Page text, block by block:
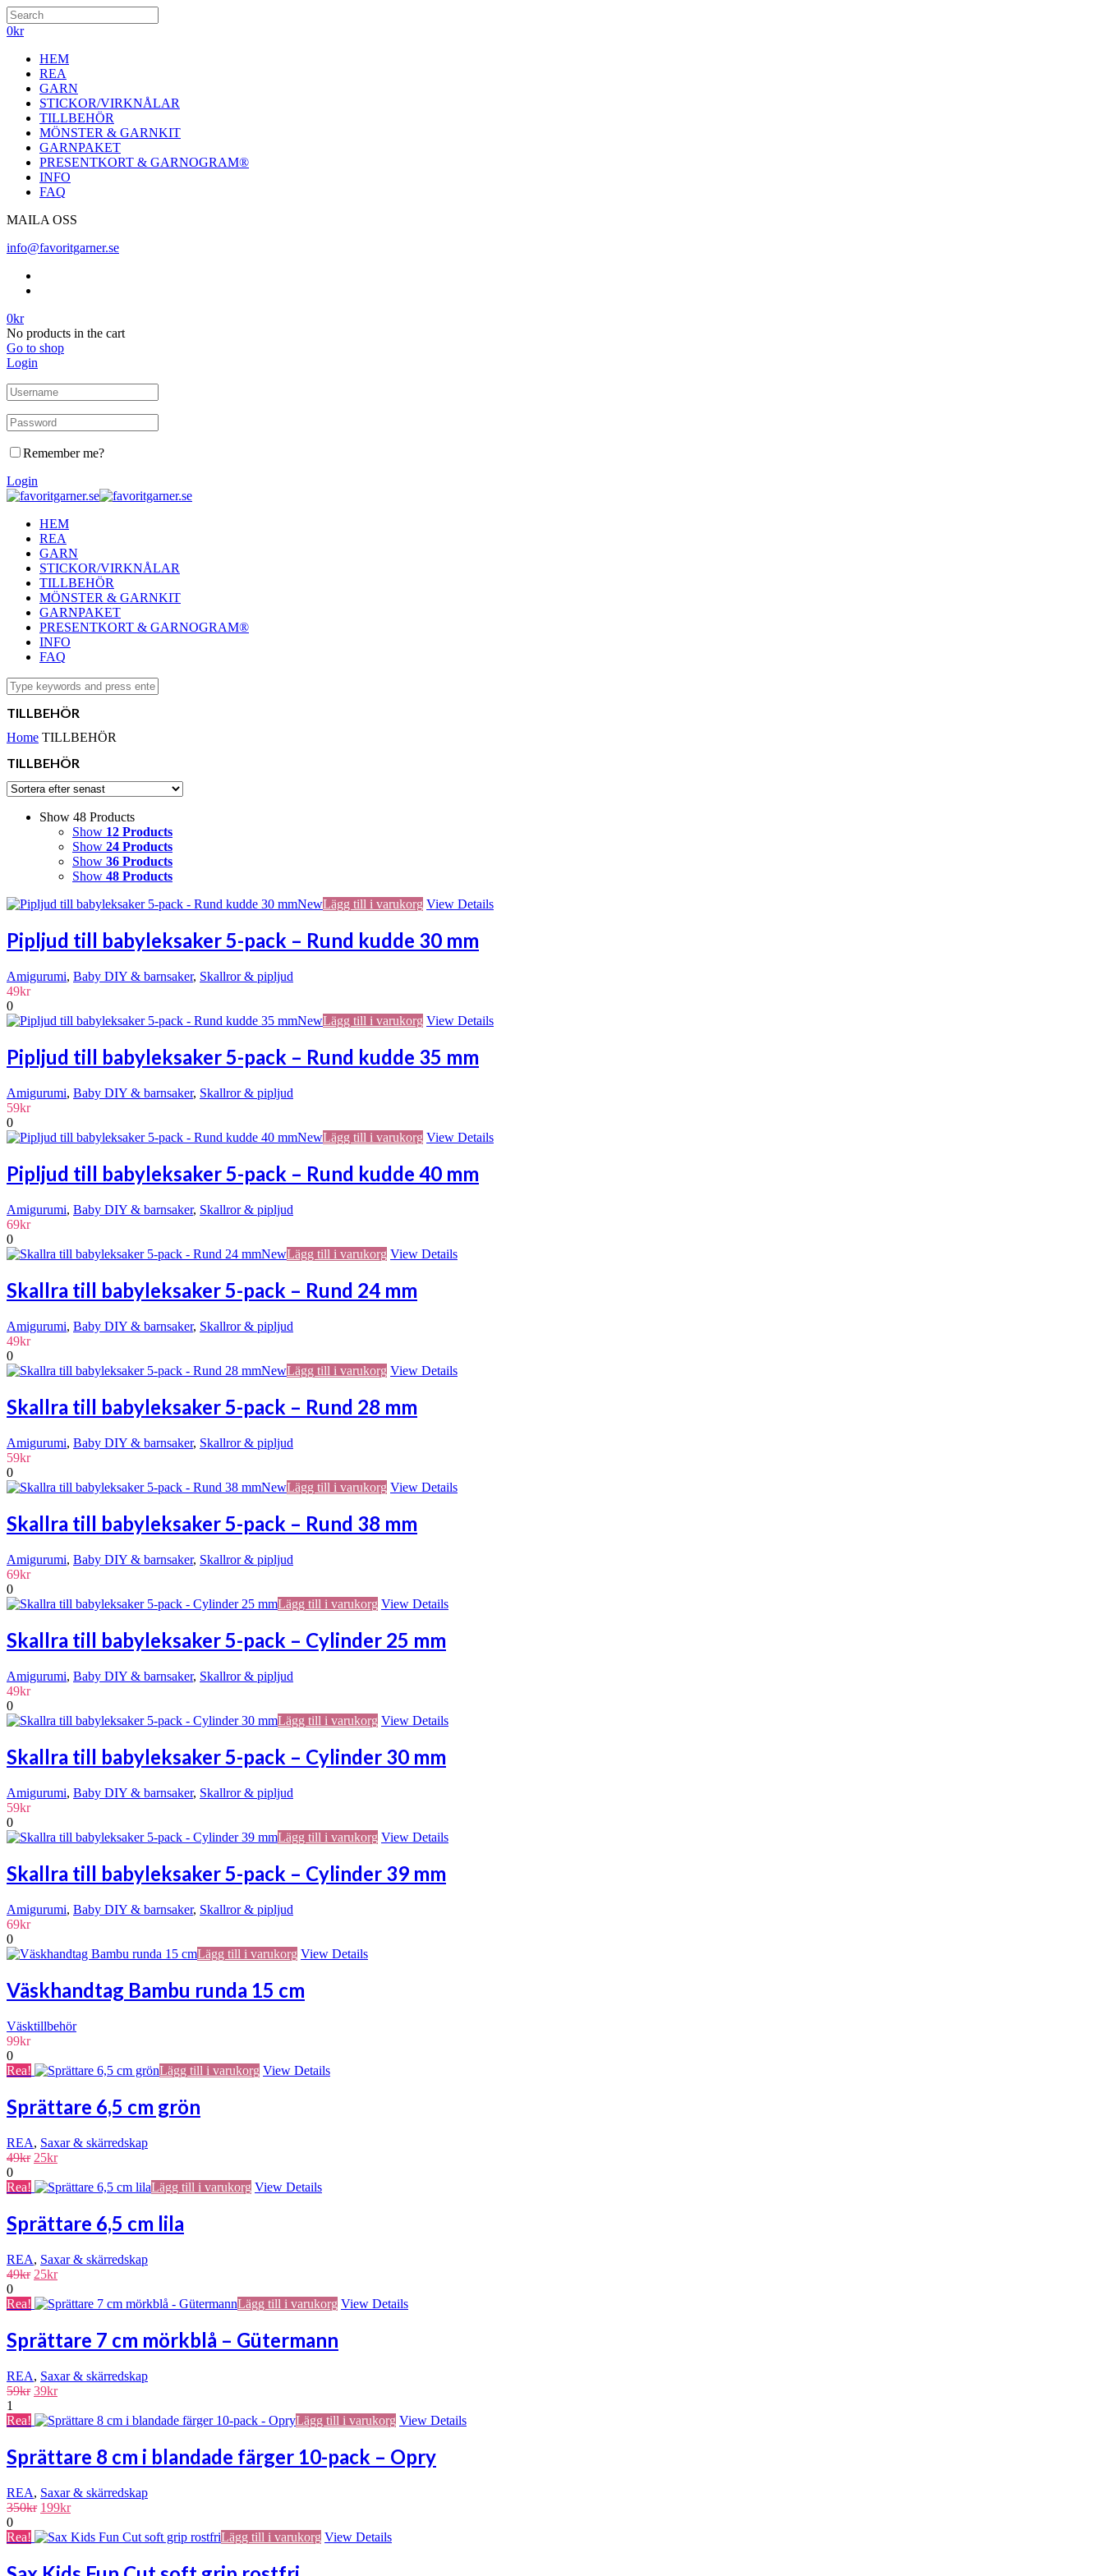
0kr
HEM
REA
GARN
STICKOR/VIRKNÅLAR
TILLBEHÖR
MÖNSTER & GARNKIT
GARNPAKET
PRESENTKORT & GARNOGRAM®
INFO
FAQ
MAILA OSS
info@favoritgarner.se
0kr
No products in the cart
Go to shop
Login
Remember me?
Login
HEM
REA
GARN
STICKOR/VIRKNÅLAR
TILLBEHÖR
MÖNSTER & GARNKIT
GARNPAKET
PRESENTKORT & GARNOGRAM®
INFO
FAQ
TILLBEHÖR
Home TILLBEHÖR
TILLBEHÖR
Show 48 Products
Show 12 Products
Show 24 Products
Show 36 Products
Show 48 Products
NewLägg till i varukorg View Details
Pipljud till babyleksaker 5-pack – Rund kudde 30 mm
Amigurumi, Baby DIY & barnsaker, Skallror & pipljud
49kr
0
NewLägg till i varukorg View Details
Pipljud till babyleksaker 5-pack – Rund kudde 35 mm
Amigurumi, Baby DIY & barnsaker, Skallror & pipljud
59kr
0
NewLägg till i varukorg View Details
Pipljud till babyleksaker 5-pack – Rund kudde 40 mm
Amigurumi, Baby DIY & barnsaker, Skallror & pipljud
69kr
0
NewLägg till i varukorg View Details
Skallra till babyleksaker 5-pack – Rund 24 mm
Amigurumi, Baby DIY & barnsaker, Skallror & pipljud
49kr
0
NewLägg till i varukorg View Details
Skallra till babyleksaker 5-pack – Rund 28 mm
Amigurumi, Baby DIY & barnsaker, Skallror & pipljud
59kr
0
NewLägg till i varukorg View Details
Skallra till babyleksaker 5-pack – Rund 38 mm
Amigurumi, Baby DIY & barnsaker, Skallror & pipljud
69kr
0
Lägg till i varukorg View Details
Skallra till babyleksaker 5-pack – Cylinder 25 mm
Amigurumi, Baby DIY & barnsaker, Skallror & pipljud
49kr
0
Lägg till i varukorg View Details
Skallra till babyleksaker 5-pack – Cylinder 30 mm
Amigurumi, Baby DIY & barnsaker, Skallror & pipljud
59kr
0
Lägg till i varukorg View Details
Skallra till babyleksaker 5-pack – Cylinder 39 mm
Amigurumi, Baby DIY & barnsaker, Skallror & pipljud
69kr
0
Lägg till i varukorg View Details
Väskhandtag Bambu runda 15 cm
Väsktillbehör
99kr
0
Rea!
Lägg till i varukorg View Details
Sprättare 6,5 cm grön
REA, Saxar & skärredskap
49kr Det
priset
49kr.
25krDet
priset
25kr.
0
Rea!
Lägg till i varukorg View Details
Sprättare 6,5 cm lila
REA, Saxar & skärredskap
49kr Det
priset
49kr.
25krDet
priset
25kr.
0
Rea!
Lägg till i varukorg View Details
Sprättare 7 cm mörkblå – Gütermann
REA, Saxar & skärredskap
59kr Det
priset
59kr.
39krDet
priset
39kr.
1
Rea!
Lägg till i varukorg View Details
Sprättare 8 cm i blandade färger 10-pack – Opry
REA, Saxar & skärredskap
350kr Det
priset
350kr.
199krDet
priset
199kr.
0
Rea!
Lägg till i varukorg View Details